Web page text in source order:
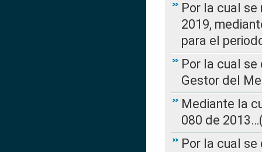
Por la cual se
2019,
para el
Por la cual
Gestor del
Mediante la
080 de
Por la cual